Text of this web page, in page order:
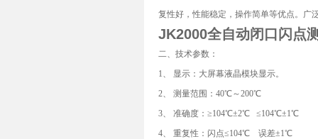
复性好，性能稳定，操作简单等优点。广
JK2000全自动闭口闪点
二、技术参数：
1、 显示：大屏幕液晶模块显示。
2、 测量范围：40℃～200℃
3、 准确度：≥104℃±2℃ ≤104℃±1℃
4、 重复性：闪点≤104℃ 误差±1℃